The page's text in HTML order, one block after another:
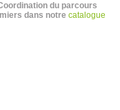
du parcours
dans notre catalogue